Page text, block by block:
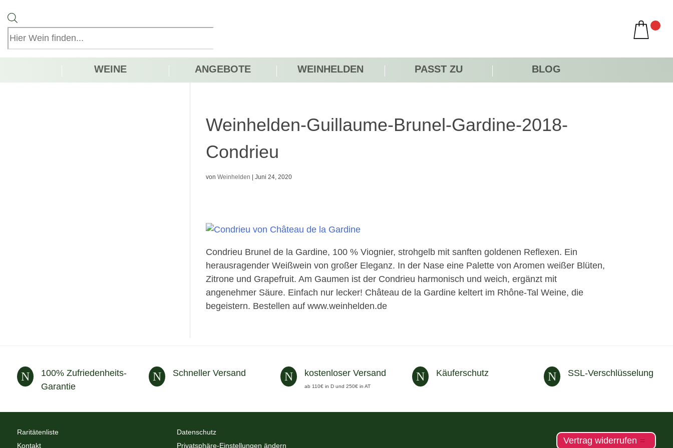
search
WEINE ANGEBOTE WEINHELDEN PASST ZU BLOG
Weinhelden-Guillaume-Brunel-Gardine-2018-
Condrieu
vonWeinhelden |Juni 24, 2020
Condrieu Brunel de la Gardine, 100 % Viognier, strohgelb mit sanften goldenen Reflexen. Ein
herausragender Weißwein von großer Eleganz. In der Nase eine Palette von Aromen weißer Blüten,
Zitrone und Grapefruit. Am Gaumen ist der Condrieu harmonisch und weich, ergänzt mit
angenehmer Säure. Einfach nur lecker! Château de la Gardine keltert im Rhône-Tal Weine, die
begeistern. Bestellen auf www.weinhelden.de
N
100% Zufriedenheits-
Garantie
N Schneller Versand N kostenloser Versand
ab 110€ in D und 250€ in AT
N Käuferschutz N SSL-Verschlüsselung
Raritätenliste
Kontakt
Datenschutz
Privatsphäre-Einstellungen ändern
Vertrag widerrufen